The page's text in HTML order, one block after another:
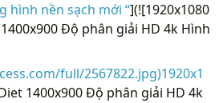
hình nền sạch mới “](![1920x1080
Độ phân giải HD 4k Hình
full/2567822.jpg)1920x1
1400x900 Độ phân giải HD 4k